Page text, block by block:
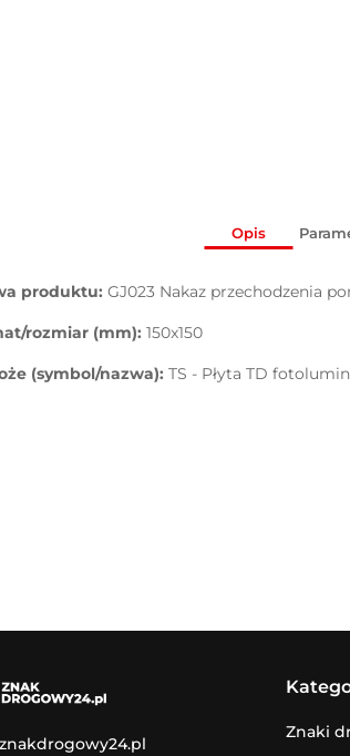
Opis
produktu: GJ023 Nakaz przechodzenia
rozmiar (mm): 150x150
(symbol/nazwa): TS - Płyta TD
znakdrogowy24.pl
Znaki